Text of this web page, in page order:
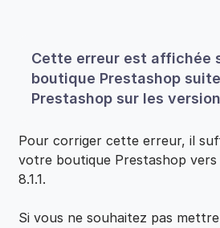
Cette erreur est affichée
boutique Prestashop
Prestashop sur les
Pour corriger cette erreur, il
votre boutique Prestashop vers
8.1.1.
Si vous ne souhaitez pas